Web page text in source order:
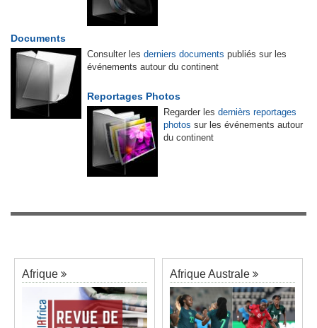
Documents
Consulter les derniers documents publiés sur les
événements autour du continent
Reportages Photos
Regarder les dernièrs reportages
photos sur les événements autour
du continent
Afrique Afrique Australe